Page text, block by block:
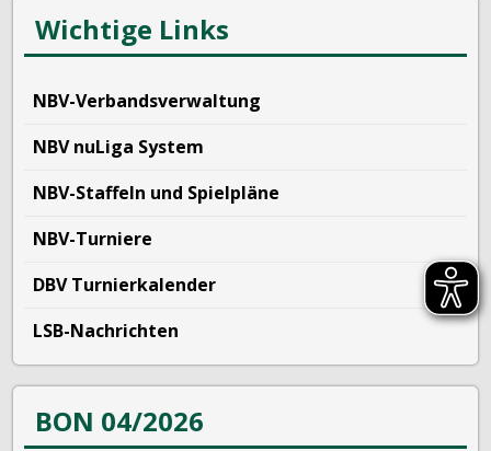
Wichtige Links
NBV-Verbandsverwaltung
NBV nuLiga System
NBV-Staffeln und Spielpläne
NBV-Turniere
DBV Turnierkalender
LSB-Nachrichten
BON 04/2026